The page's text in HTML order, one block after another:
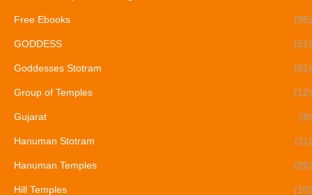
Free Ebooks (95)
GODDESS (51)
Goddesses Stotram (81)
Group of Temples (12)
Gujarat (8)
Hanuman Stotram (11)
Hanuman Temples (26)
Hill Temples (10)